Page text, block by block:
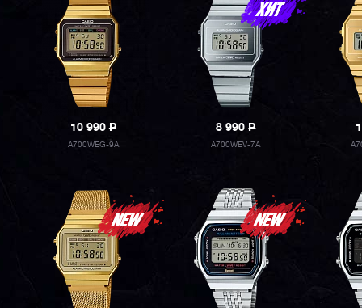
10 990P
A700WEG-9A
8 990P
A700WEV-7A